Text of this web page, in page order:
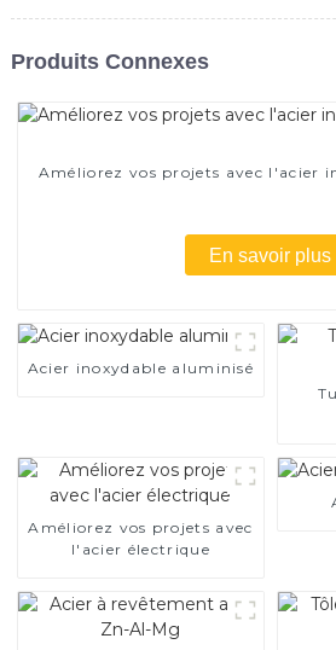
Produits Connexes
Améliorez vos projets avec l'acier
En savoir plus
Acier inoxydable aluminisé
Améliorez vos projets avec
l'acier électrique